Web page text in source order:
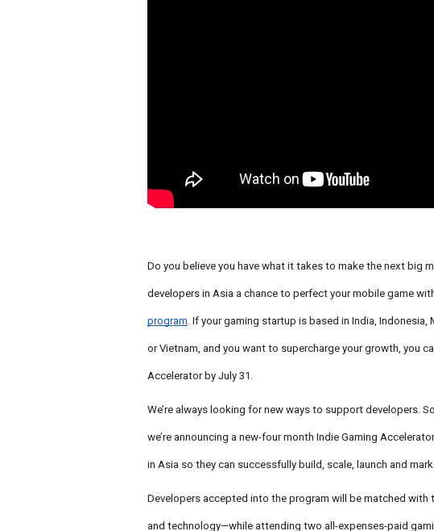
Do you believe you have what it takes to make the next big
developers in Asia a chance to perfect your mobile game
program. If your gaming startup is based in India, Indonesia,
or Vietnam, and you want to supercharge your growth, you
Accelerator by July 31.
We’re always looking for new ways to support developers.
we’re announcing a new-four month Indie Gaming
in Asia so they can successfully build, scale, launch and
Developers accepted into the program will be matched
and technology—while attending two all-expenses-paid